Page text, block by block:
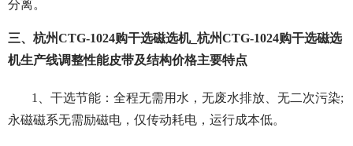
分离。
三、杭州CTG-1024购干选磁选机_杭州CTG-1024购干选磁选
机生产线调整性能皮带及结构价格主要特点
1、干选节能：全程无需用水，无废水排放、无二次污染;
永磁磁系无需励磁电，仅传动耗电，运行成本低。